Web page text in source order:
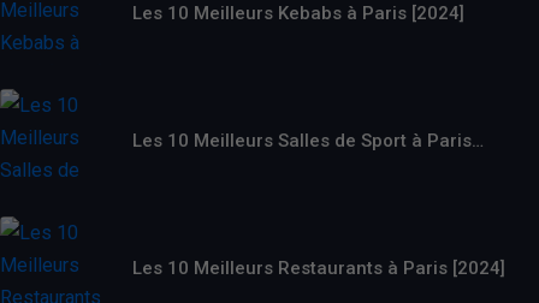
Les 10 Meilleurs Kebabs à Paris [2024]
Les 10 Meilleurs Salles de Sport à Paris…
Les 10 Meilleurs Restaurants à Paris [2024]